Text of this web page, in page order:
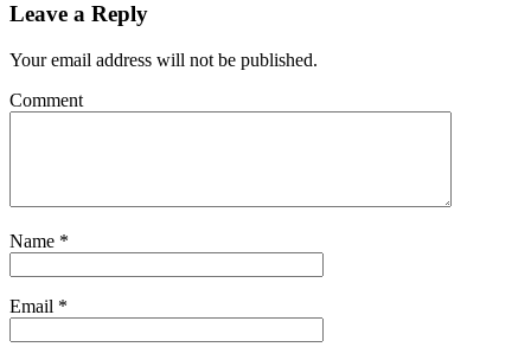
Leave a Reply
Your email address will not be published.
Comment
Name *
Email *